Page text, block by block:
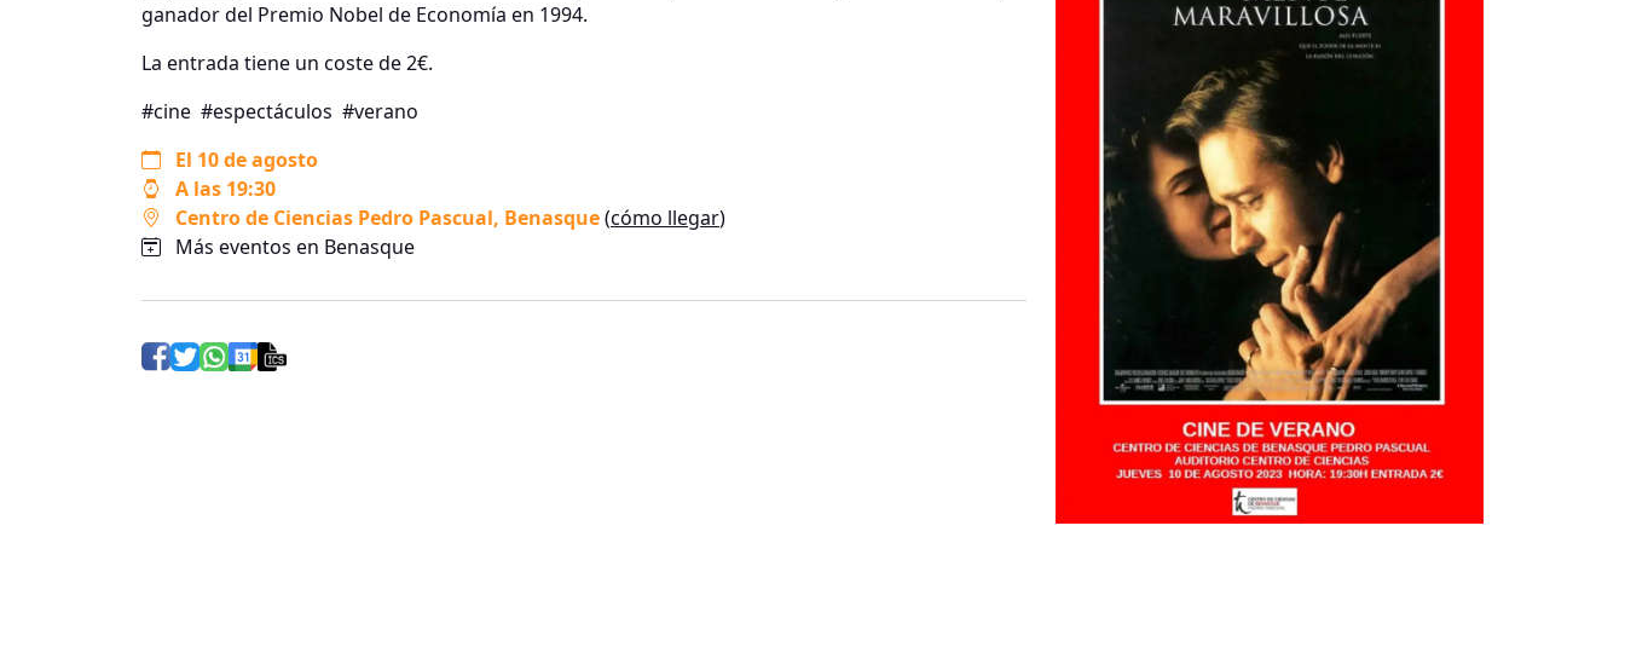
ganador del Premio Nobel de Economía en 1994.
La entrada tiene un coste de 2€.
#cine #espectáculos #verano
El 10 de agosto
A las 19:30
Centro de Ciencias Pedro Pascual, Benasque(cómo llegar)
Más eventos en Benasque